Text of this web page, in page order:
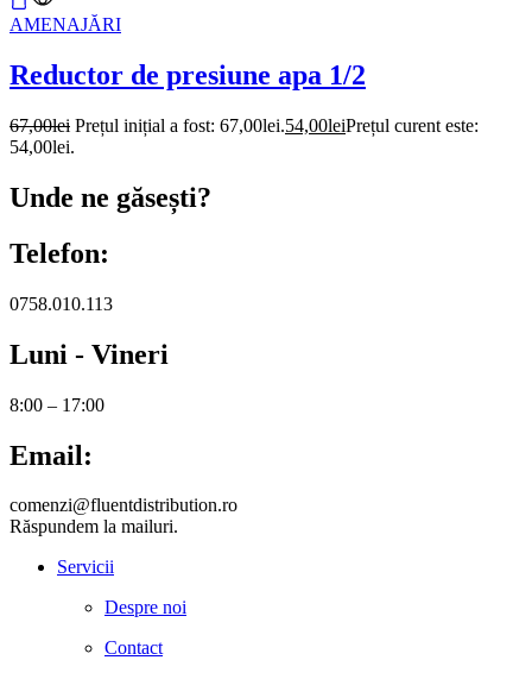
AMENAJĂRI
Reductor de presiune apa 1/2
67,00lei Prețul inițial a fost: 67,00lei.54,00leiPrețul curent este:
54,00lei.
Unde ne găsești?
Telefon:
0758.010.113
Luni - Vineri
8:00 – 17:00
Email:
comenzi@fluentdistribution.ro
Răspundem la mailuri.
Servicii
Despre noi
Contact